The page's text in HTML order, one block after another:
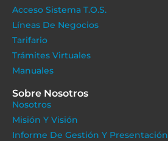
Acceso Sistema T.O.S.
Líneas De Negocios
Tarifario
Trámites Virtuales
Manuales
Sobre Nosotros
Nosotros
Misión Y Visión
Informe De Gestión Y Presentación